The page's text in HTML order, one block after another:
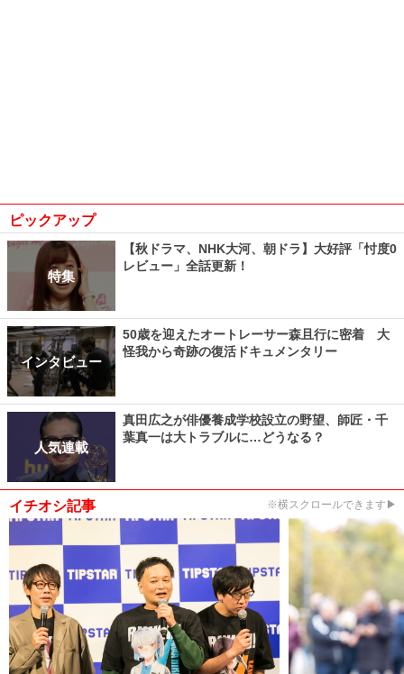
ピックアップ
特集
【秋ドラマ、NHK大河、朝ドラ】大好評「忖度0
レビュー」全話更新！
インタビュー
50歳を迎えたオートレーサー森且行に密着 大
怪我から奇跡の復活ドキュメンタリー
人気連載
真田広之が俳優養成学校設立の野望、師匠・千
葉真一は大トラブルに…どうなる？
イチオシ記事 ※横スクロールできます▶